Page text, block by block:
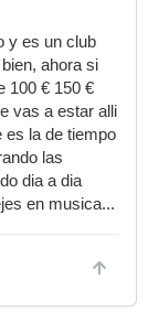
y es un club
ahora si
100 € 150 €
vas a estar alli
es la de tiempo
las
dia a dia
en musica...